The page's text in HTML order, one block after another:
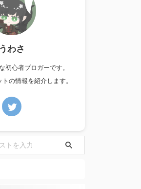
うわさ
初心者ブロガーです。
の情報を紹介します。